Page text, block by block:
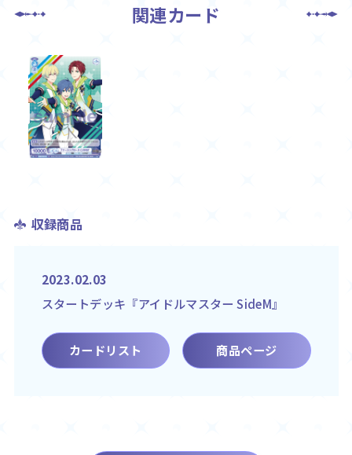
関連カード
収録商品
2023.02.03
スタートデッキ『アイドルマスター SideM』
カードリスト 商品ページ